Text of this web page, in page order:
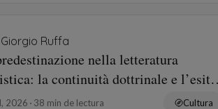
Giorgio Ruffa
nella letteratura
la continuità dottrinale e l’esito
2026 38 min de lectura Cultura